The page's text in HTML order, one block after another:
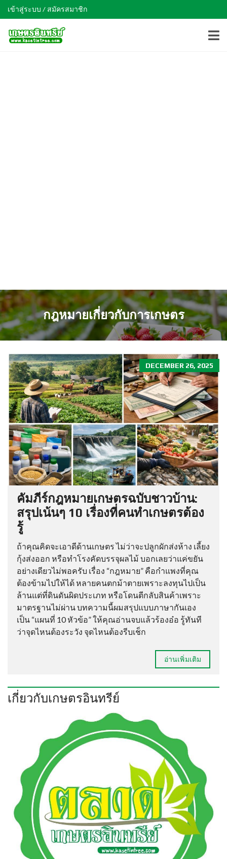
เข้าสู่ระบบ / สมัครสมาชิก
กฎหมายเกี่ยวกับการเกษตร
DECEMBER 26, 2025
คัมภีร์กฎหมายเกษตรฉบับชาวบ้าน:
สรุปเน้นๆ 10 เรื่องที่คนทำเกษตรต้อง
รู้
ถ้าคุณคิดจะเอาดีด้านเกษตร ไม่ว่าจะปลูกผักส่งห้าง เลี้ยง
กุ้งส่งออก หรือทำโรงคัดบรรจุผลไม้ บอกเลยว่าแค่ขยัน
อย่างเดียวไม่พอครับ เรื่อง “กฎหมาย” คือกำแพงที่คุณ
ต้องข้ามไปให้ได้ หลายคนตกม้าตายเพราะลงทุนไปเป็น
ล้านแต่ที่ดินดันผิดประเภท หรือโดนตีกลับสินค้าเพราะ
มาตรฐานไม่ผ่าน บทความนี้ผมสรุปแบบภาษากันเอง
เป็น “แผนที่ 10 หัวข้อ” ให้คุณอ่านจบแล้วร้องอ๋อ รู้ทันที
ว่าจุดไหนต้องระวัง จุดไหนต้องรีบเช็ก
อ่านเพิ่มเติม
เกี่ยวกับเกษตรอินทรีย์